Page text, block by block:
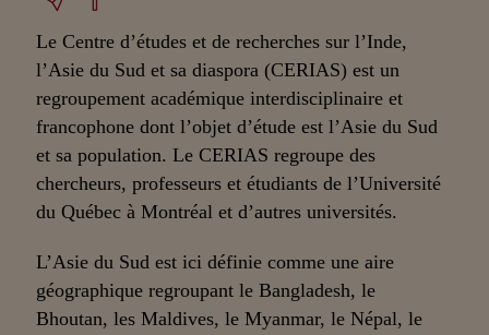
Le Centre d’études et de recherches sur l’Inde,
l’Asie du Sud et sa diaspora (CERIAS) est un
regroupement académique interdisciplinaire et
francophone dont l’objet d’étude est l’Asie du Sud
et sa population. Le CERIAS regroupe des
chercheurs, professeurs et étudiants de l’Université
du Québec à Montréal et d’autres universités.
L’Asie du Sud est ici définie comme une aire
géographique regroupant le Bangladesh, le
Bhoutan, les Maldives, le Myanmar, le Népal, le